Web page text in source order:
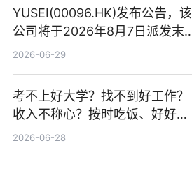
YUSEI(00096.HK)发布公告，该
公司将于2026年8月7日派发末
期股息每股人民币0.013元 每日
2026-06-29
考不上好大学？找不到好工作？
收入不称心？按时吃饭、好好睡
觉
2026-06-28